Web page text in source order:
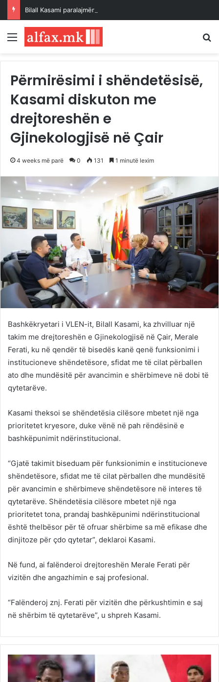
Menu
Përmirësimi i shëndetësisë,
Kasami diskuton me
drejtoreshën e
Gjinekologjisë në Çair
4 weeks më parë 0 131 1 minutë lexim
Bashkëkryetari i VLEN-it, Bilall Kasami, ka zhvilluar një
takim me drejtoreshën e Gjinekologjisë në Çair, Merale
Ferati, ku në qendër të bisedës kanë qenë funksionimi i
institucioneve shëndetësore, sfidat me të cilat përballen
ato dhe mundësitë për avancimin e shërbimeve në dobi të
qytetarëve.
Kasami theksoi se shëndetësia cilësore mbetet një nga
prioritetet kryesore, duke vënë në pah rëndësinë e
bashkëpunimit ndërinstitucional.
“Gjatë takimit biseduam për funksionimin e institucioneve
shëndetësore, sfidat me të cilat përballen dhe mundësitë
për avancimin e shërbimeve shëndetësore në interes të
qytetarëve. Shëndetësia cilësore mbetet një nga
prioritetet tona, prandaj bashkëpunimi ndërinstitucional
është thelbësor për të ofruar shërbime sa më efikase dhe
dinjitoze për çdo qytetar”, deklaroi Kasami.
Në fund, ai falënderoi drejtoreshën Merale Ferati për
vizitën dhe angazhimin e saj profesional.
“Falënderoj znj. Ferati për vizitën dhe përkushtimin e saj
në shërbim të qytetarëve”, u shpreh Kasami.